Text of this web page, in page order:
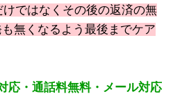
ではなくその後の返済の無
無くなるよう最後までケア
応・通話料無料・メール対応